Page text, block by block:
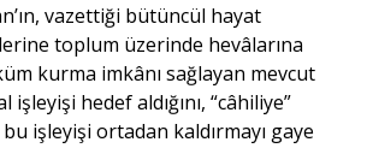
vazettiği bütüncül hayat
toplum üzerinde hevâlarına
kurma imkânı sağlayan mevcut
hedef aldığını, “câhiliye”
işleyişi ortadan kaldırmayı gaye